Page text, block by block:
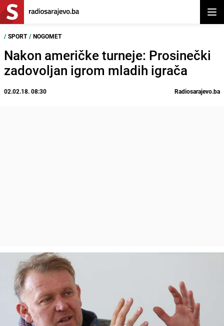
/ SPORT / NOGOMET
Nakon američke turneje: Prosinečki
zadovoljan igrom mladih igrača
02.02.18. 08:30 Radiosarajevo.ba